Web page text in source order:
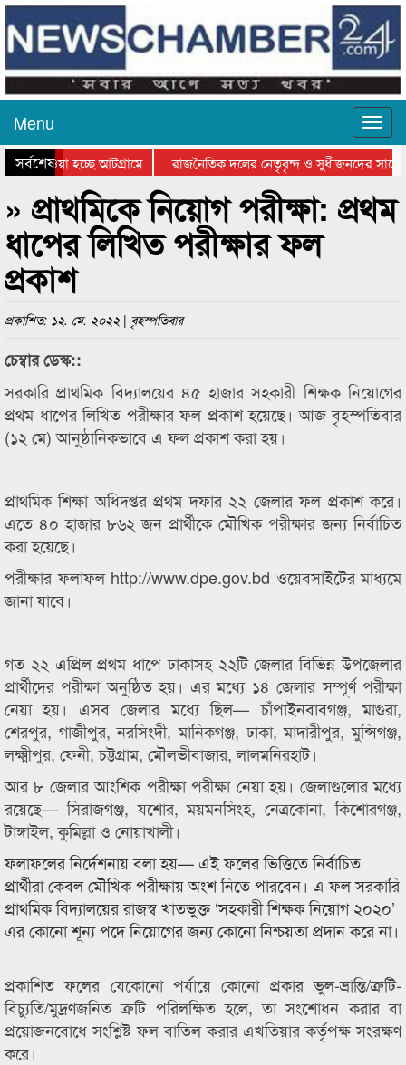
Menu
সর্বশেষ
যাওয়া হচ্ছে আটগ্রামে
রাজনৈতিক দলের নেতৃবৃন্দ ও সুধীজনদের সাথে
পুরস্কার বিতরণ সম্পন্ন
সিলেটে বাংলাদেশ গ্রুপ থিয়েটার
» প্রাথমিকে নিয়োগ পরীক্ষা: প্রথম
ধাপের লিখিত পরীক্ষার ফল
প্রকাশ
প্রকাশিত: ১২. মে. ২০২২ | বৃহস্পতিবার
চেম্বার ডেস্ক::
সরকারি প্রাথমিক বিদ্যালয়ের ৪৫ হাজার সহকারী শিক্ষক নিয়োগের
প্রথম ধাপের লিখিত পরীক্ষার ফল প্রকাশ হয়েছে। আজ বৃহস্পতিবার
(১২ মে) আনুষ্ঠানিকভাবে এ ফল প্রকাশ করা হয়।
প্রাথমিক শিক্ষা অধিদপ্তর প্রথম দফার ২২ জেলার ফল প্রকাশ করে।
এতে ৪০ হাজার ৮৬২ জন প্রার্থীকে মৌখিক পরীক্ষার জন্য নির্বাচিত
করা হয়েছে।
পরীক্ষার ফলাফল http://www.dpe.gov.bd ওয়েবসাইটের মাধ্যমে
জানা যাবে।
গত ২২ এপ্রিল প্রথম ধাপে ঢাকাসহ ২২টি জেলার বিভিন্ন উপজেলার
প্রার্থীদের পরীক্ষা অনুষ্ঠিত হয়। এর মধ্যে ১৪ জেলার সম্পূর্ণ পরীক্ষা
নেয়া হয়। এসব জেলার মধ্যে ছিল— চাঁপাইনবাবগঞ্জ, মাগুরা,
শেরপুর, গাজীপুর, নরসিংদী, মানিকগঞ্জ, ঢাকা, মাদারীপুর, মুন্সিগঞ্জ,
লক্ষ্মীপুর, ফেনী, চট্টগ্রাম, মৌলভীবাজার, লালমনিরহাট।
আর ৮ জেলার আংশিক পরীক্ষা পরীক্ষা নেয়া হয়। জেলাগুলোর মধ্যে
রয়েছে— সিরাজগঞ্জ, যশোর, ময়মনসিংহ, নেত্রকোনা, কিশোরগঞ্জ,
টাঙ্গাইল, কুমিল্লা ও নোয়াখালী।
ফলাফলের নির্দেশনায় বলা হয়— এই ফলের ভিত্তিতে নির্বাচিত
প্রার্থীরা কেবল মৌখিক পরীক্ষায় অংশ নিতে পারবেন। এ ফল সরকারি
প্রাথমিক বিদ্যালয়ের রাজস্ব খাতভুক্ত ‘সহকারী শিক্ষক নিয়োগ ২০২০’
এর কোনো শূন্য পদে নিয়োগের জন্য কোনো নিশ্চয়তা প্রদান করে না।
প্রকাশিত ফলের যেকোনো পর্যায়ে কোনো প্রকার ভুল-ভ্রান্তি/ত্রুটি-
বিচ্যুতি/মুদ্রণজনিত ত্রুটি পরিলক্ষিত হলে, তা সংশোধন করার বা
প্রয়োজনবোধে সংশ্লিষ্ট ফল বাতিল করার এখতিয়ার কর্তৃপক্ষ সংরক্ষণ
করে।